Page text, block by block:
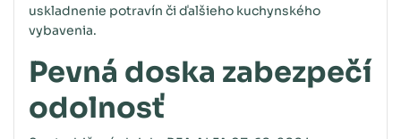
uskladnenie potravín či ďalšieho kuchynského
vybavenia.
Pevná doska zabezpečí
odolnosť